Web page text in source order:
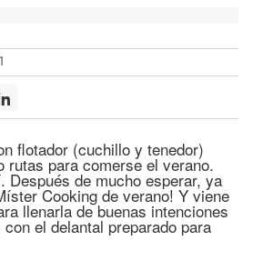
flotador (cuchillo y tenedor)
rutas para comerse el verano.
Después de mucho esperar, ya
Cooking de verano! Y viene
llenarla de buenas intenciones
el delantal preparado para